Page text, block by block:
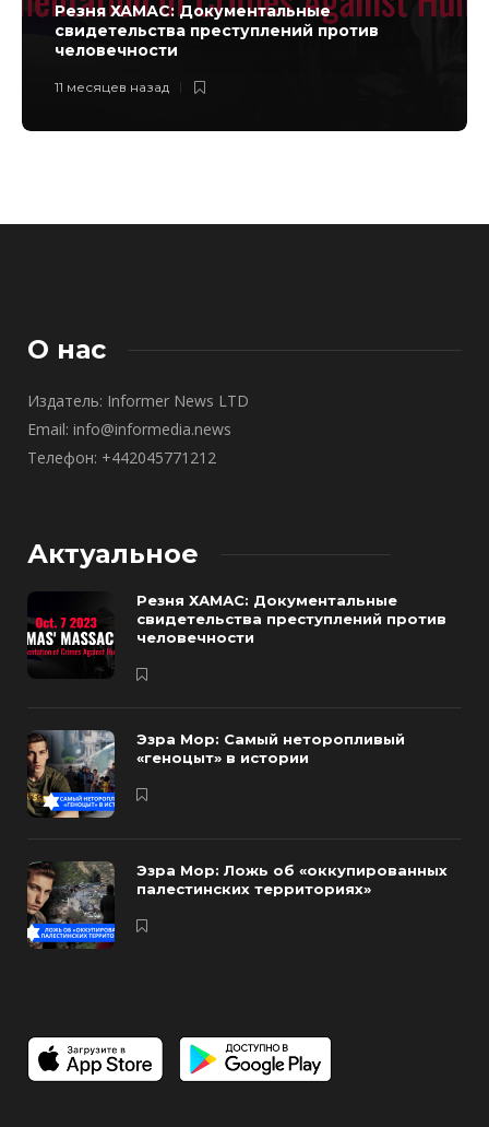
Резня ХАМАС: Документальные
свидетельства преступлений против
человечности
11 месяцев назад
О нас
Издатель: Informer News LTD
Email: info@informedia.news
Телефон: +442045771212
Актуальное
Резня ХАМАС: Документальные
свидетельства преступлений против
человечности
Эзра Мор: Самый неторопливый
«геноцыт» в истории
Эзра Мор: Ложь об «оккупированных
палестинских территориях»